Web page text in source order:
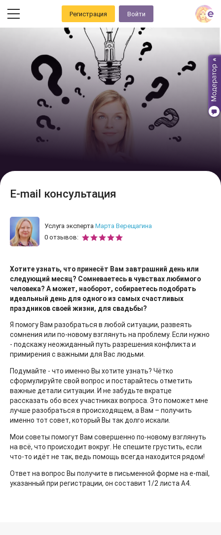
Регистрация Войти
E-mail консультация
Услуга экспертаМарта Верещагина
0 отзывов:
Хотите узнать, что принесёт Вам завтрашний день или
следующий месяц? Сомневаетесь в чувствах любимого
человека? А может, наоборот, собираетесь подобрать
идеальный день для одного из самых счастливых
праздников своей жизни, для свадьбы?
Я помогу Вам разобраться в любой ситуации, развеять
сомнения или по-новому взглянуть на проблему. Если нужно
- подскажу неожиданный путь разрешения конфликта и
примирения с важными для Вас людьми.
Подумайте - что именно Вы хотите узнать? Чётко
сформулируйте свой вопрос и постарайтесь отметить
важные детали ситуации. И не забудьте вкратце
рассказать обо всех участниках вопроса. Это поможет мне
лучше разобраться в происходящем, а Вам – получить
именно тот совет, который Вы так долго искали.
Мои советы помогут Вам совершенно по-новому взглянуть
на всё, что происходит вокруг. Не спешите грустить, если
что-то идёт не так, ведь помощь всегда находится рядом!
Ответ на вопрос Вы получите в письменной форме на e-mail,
указанный при регистрации, он составит 1/2 листа А4.